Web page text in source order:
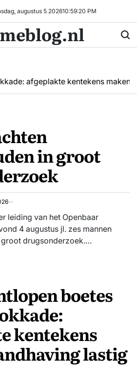
augustus 5 202610:59:20 PM
afgeplakte kentekens maken
in groot
leiding van het Openbaar
4 augustus jl. zes mannen
groot drugsonderzoek.…
boetes
kentekens
lastig